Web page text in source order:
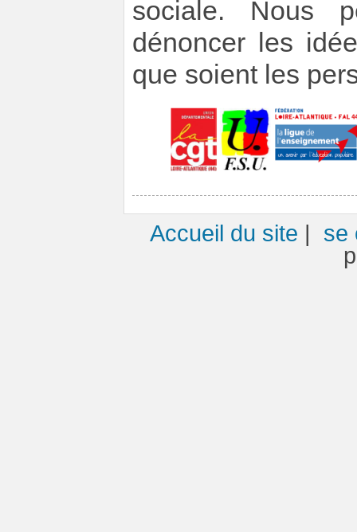
sociale. Nous
dénoncer les
que soient les
Accueil du site | se